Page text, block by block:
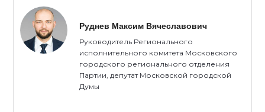
Руднев Максим Вячеславович
Руководитель Регионального
исполнительного комитета Московского
городского регионального отделения
Партии, депутат Московской городской
Думы